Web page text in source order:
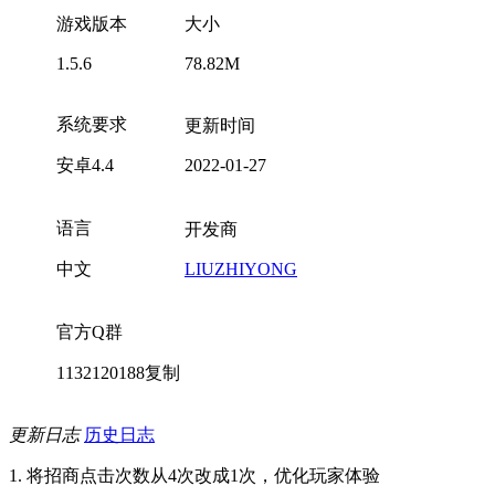
游戏版本
1.5.6
大小
78.82M
系统要求
安卓4.4
更新时间
2022-01-27
语言
中文
开发商
LIUZHIYONG
官方Q群
1132120188复制
更新日志 历史日志
1. 将招商点击次数从4次改成1次，优化玩家体验